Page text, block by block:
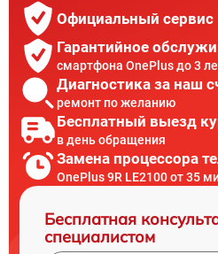
Официальный сервис
Гарантийное
смартфона OnePlus до 3
Диагностика за наш
ремонт по желанию
Бесплатный выезд
в день обращения
Замена процессора
OnePlus 9R LE2100 от 35
Бесплатная
специалистом